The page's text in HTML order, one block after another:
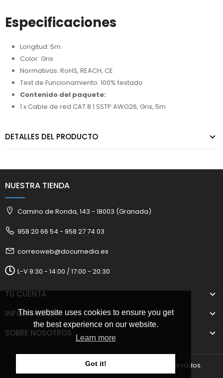
This website uses cookies to ensure you get
the best experience on our website.
Learn more
Got it!
Especificaciones
Longitud: 5m
Color: Gris
Normativas: RoHS, REACH, CE
Test de Funcionamiento: 100% testado
Contenido del paquete:
1 x Cable de red CAT.8.1 SSTP AWG26, Gris, 5m
DETALLES DEL PRODUCTO
NUESTRA TIENDA
Camino de Ronda, 143 - 18003 (Granada)
958 20 66 54 - 958 27 74 03
correoweb@documedia.es
L-V 9:30 - 14:00 / 17:00 - 20:30
TU CUENTA
INFORMACIÓN
SOBRE NOSOTROS
2025 © Documedia S.L. Todos los derechos reservados.